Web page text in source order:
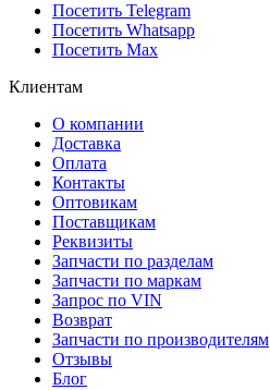
Посетить Telegram
Посетить Whatsapp
Посетить Max
Клиентам
О компании
Доставка
Оплата
Контакты
Оптовикам
Поставщикам
Реквизиты
Запчасти по разделам
Запчасти по маркам
Запрос по VIN
Возврат
Запчасти по производителям
Отзывы
Блог